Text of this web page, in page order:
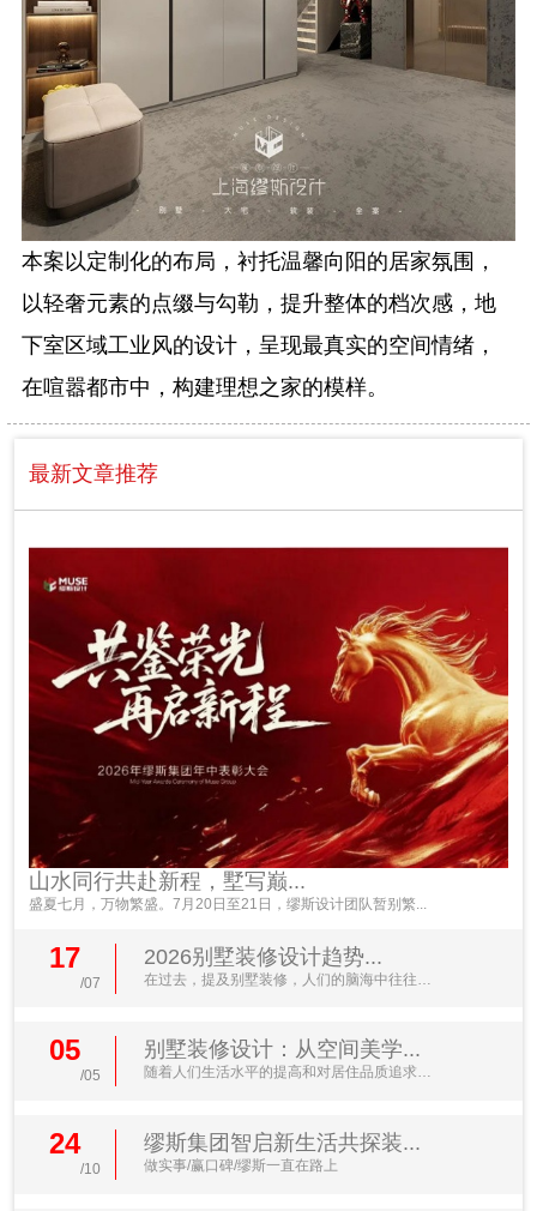
本案以定制化的布局，衬托温馨向阳的居家氛围，
以轻奢元素的点缀与勾勒，提升整体的档次感，地
下室区域工业风的设计，呈现最真实的空间情绪，
在喧嚣都市中，构建理想之家的模样。
最新文章推荐
山水同行共赴新程，墅写巅...
盛夏七月，万物繁盛。7月20日至21日，缪斯设计团队暂别繁...
17
/07
2026别墅装修设计趋势...
在过去，提及别墅装修，人们的脑海中往往浮
05
/05
别墅装修设计：从空间美学...
随着人们生活水平的提高和对居住品质追求的
24
/10
缪斯集团智启新生活共探装...
做实事/赢口碑/缪斯一直在路上